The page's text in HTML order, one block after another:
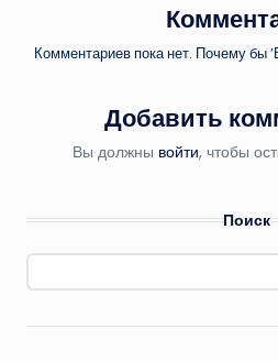
Комментариев пока нет. Почему бы
Добавить
Вы должны войти, чтобы
Поиск